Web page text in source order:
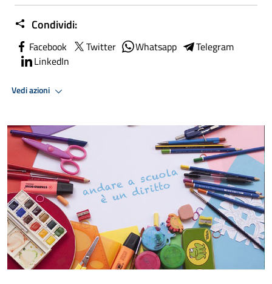
Condividi:
Facebook Twitter Whatsapp
Telegram
LinkedIn
Vedi azioni